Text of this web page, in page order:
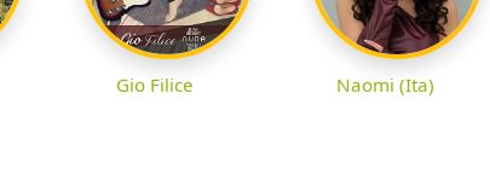
Gio Filice Naomi (Ita)